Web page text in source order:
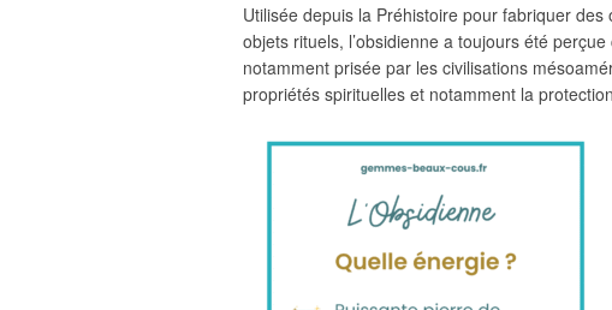
Utilisée depuis la Préhistoire pour fabriquer
objets rituels, l’obsidienne a toujours été
notamment prisée par les civilisations
propriétés spirituelles et notamment la